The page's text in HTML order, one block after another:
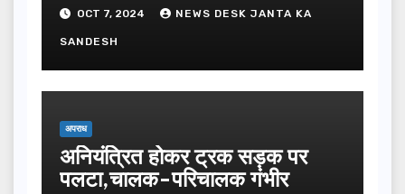
OCT 7, 2024 NEWS DESK JANTA KA
SANDESH
अपराध
अनियंत्रित होकर ट्रक सड़क पर
पलटा,चालक-परिचालक गंभीर